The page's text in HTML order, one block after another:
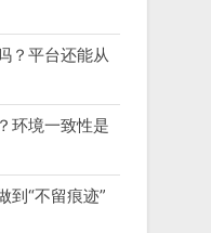
？平台还能从
环境一致性是
到“不留痕迹”